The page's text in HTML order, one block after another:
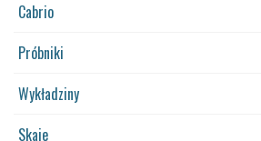
Cabrio
Próbniki
Wykładziny
Skaje